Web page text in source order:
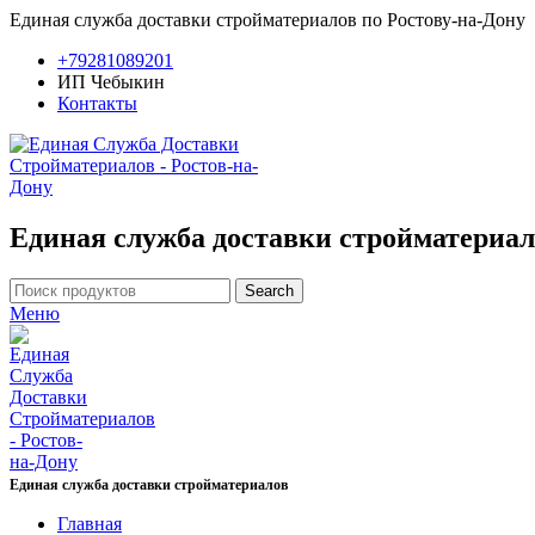
Единая служба доставки стройматериалов по Ростову-на-Дону
+79281089201
ИП Чебыкин
Контакты
Единая служба доставки
Search
Меню
Единая служба доставки стройматериалов
Главная